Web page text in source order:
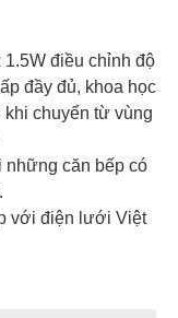
1.5W điều chỉnh độ
đầy đủ, khoa học
khi chuyển từ vùng
căn bếp có
với điện lưới Việt